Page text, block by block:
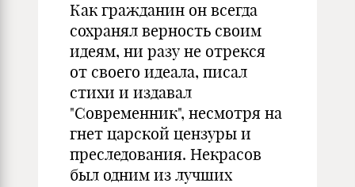
Как гражданин он всегда
сохранял верность своим
идеям, ни разу не отрекся
от своего идеала, писал
стихи и издавал
"Современник", несмотря на
гнет царской цензуры и
преследования. Некрасов
был одним из лучших